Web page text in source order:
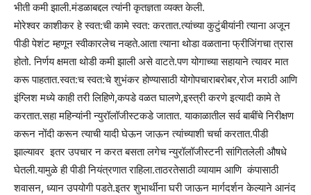
भीती कमी झाली.मंडळाबद्दल त्यांनी कृतज्ञता व्यक्त केली.
मोरेश्वर काशीकर हे स्वत:ची कामे स्वत: करतात.त्यांच्या कुटुंबीयांनी त्याना अजून
पीडी पेशंट म्हणून स्वीकारलेच नव्हते.आता त्याना थोडा वळताना फ्रीजिंगचा त्रास
होतो. निर्णय क्षमता थोडी कमी झाली असे वाटते.पण योगाच्या सहायाने त्यावर मात
करू पाहतात.स्वत:च स्वत:चे शुभंकर होण्यासाठी योगोपचाराबरोबर,रोज मराठी आणि
इंग्लिश मध्ये काही तरी लिहिणे,कपडे वळत घालणे,इस्त्री करणे इत्यादी कामे ते
करतात.सहा महिन्यांनी न्युरॉलॉजीस्टकडे जातात. याकाळातील सर्व बाबींचे निरीक्षण
करून नोंदी करून त्याची यादी घेऊन जाऊन त्यांच्याशी चर्चा करतात.पीडी
झाल्यावर इतर उपचार न करत बसता लगेच न्युरॉलॉजीस्टनी सांगितलेली औषधे
घेतली.यामुळे ही पीडी नियंत्रणात राहिला.ताठरतेसाठी व्यायाम आणि कंपासाठी
शवासन, ध्यान उपयोगी पडते.इतर शुभार्थीना घरी जाऊन मार्गदर्शन केल्याने आनंद